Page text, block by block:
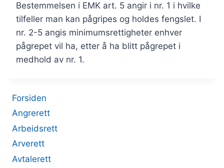
Bestemmelsen i EMK art. 5 angir i nr. 1 i hvilke
tilfeller man kan pågripes og holdes fengslet. I
nr. 2-5 angis minimumsrettigheter enhver
pågrepet vil ha, etter å ha blitt pågrepet i
medhold av nr. 1.
Forsiden
Angrerett
Arbeidsrett
Arverett
Avtalerett